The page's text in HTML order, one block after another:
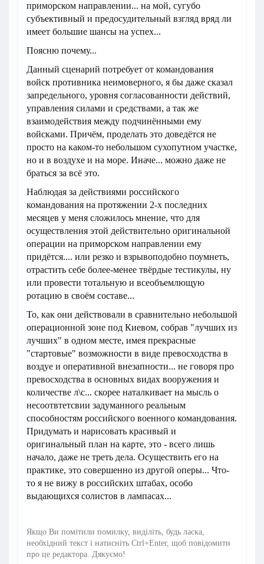
приморском направлении... на мой, сугубо
субъективный и предосудительный взгляд вряд ли
имеет большие шансы на успех...
Поясню почему...
Данный сценарий потребует от командования
войск противника неимоверного, я бы даже сказал
запредельного, уровня согласованности действий,
управления силами и средствами, а так же
взаимодействия между подчинёнными ему
войсками. Причём, проделать это доведётся не
просто на каком-то небольшом сухопутном участке,
но и в воздухе и на море. Иначе... можно даже не
браться за всё это.
Наблюдая за действиями российского
командования на протяжении 2-х последних
месяцев у меня сложилось мнение, что для
осуществления этой действительно оригинальной
операции на приморском направлении ему
придётся.... или резко и взрывоподобно поумнеть,
отрастить себе более-менее твёрдые тестикулы, ну
или провести тотальную и всеобъемлющую
ротацию в своём составе...
То, как они действовали в сравнительно небольшой
операционной зоне под Киевом, собрав "лучших из
лучших" в одном месте, имея прекрасные
"стартовые" возможности в виде превосходства в
воздуе и оперативной внезапности... не говоря про
превосходства в основных видах вооружения и
количестве л\с... скорее наталкивает на мысль о
несоотвтетсвии задуманного реальным
способностям российского военного командования.
Придумать и нарисовать красивый и
оригинальный план на карте, это - всего лишь
начало, даже не треть дела. Осуществить его на
практике, это совершенно из другой оперы... Что-
то я не вижу в российских штабах, особо
выдающихся солистов в лампасах...
Якщо Ви помітили помилку, виділіть, будь ласка,
необхідний текст і натисніть Ctrl+Enter, щоб повідомити
про це редактора. Дякуємо!